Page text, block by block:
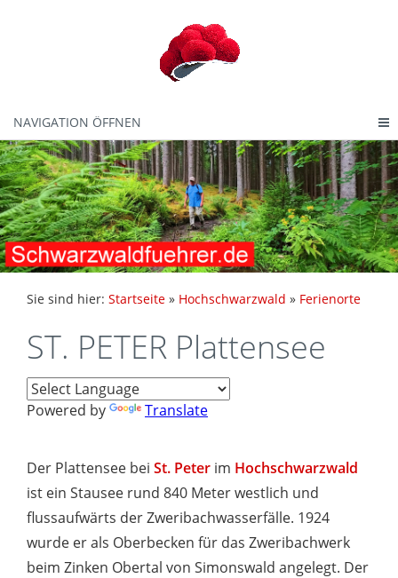
NAVIGATION ÖFFNEN
Sie sind hier: Startseite » Hochschwarzwald » Ferienorte
ST. PETER Plattensee
Powered by Translate
Der Plattensee bei St. Peter im Hochschwarzwald
ist ein Stausee rund 840 Meter westlich und
flussaufwärts der Zweribachwasserfälle. 1924
wurde er als Oberbecken für das Zweribachwerk
beim Zinken Obertal von Simonswald angelegt. Der